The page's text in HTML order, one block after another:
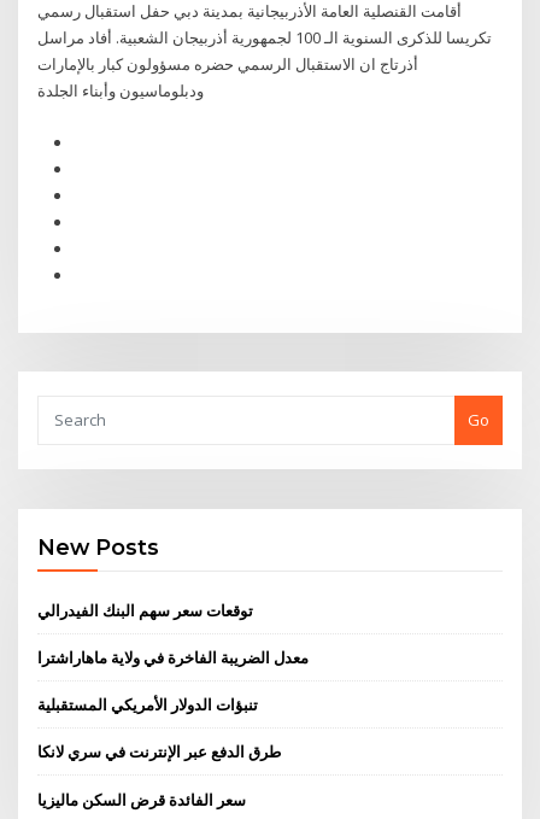
أقامت القنصلية العامة الأذربيجانية بمدينة دبي حفل استقبال رسمي
تكريسا للذكرى السنوية الـ 100 لجمهورية أذربيجان الشعبية. أفاد مراسل
أذرتاج ان الاستقبال الرسمي حضره مسؤولون كبار بالإمارات
ودبلوماسيون وأبناء الجلدة
Go
New Posts
توقعات سعر سهم البنك الفيدرالي
معدل الضريبة الفاخرة في ولاية ماهاراشترا
تنبؤات الدولار الأمريكي المستقبلية
طرق الدفع عبر الإنترنت في سري لانكا
سعر الفائدة قرض السكن ماليزيا